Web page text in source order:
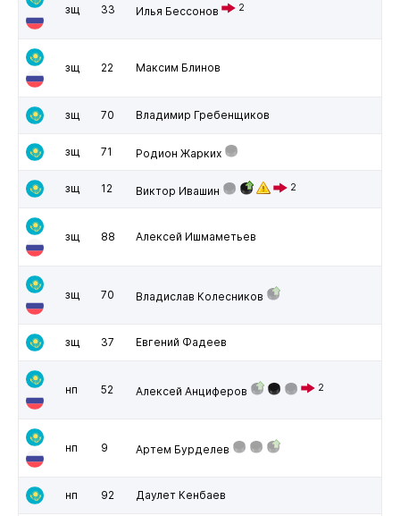
зщ 33 Илья Бессонов 2
зщ 22 Максим Блинов
зщ 70 Владимир Гребенщиков
зщ 71 Родион Жарких
зщ 12 Виктор Ивашин 2
зщ 88 Алексей Ишмаметьев
зщ 70 Владислав Колесников
зщ 37 Евгений Фадеев
нп 52 Алексей Анциферов 2
нп 9 Артем Бурделев
нп 92 Даулет Кенбаев